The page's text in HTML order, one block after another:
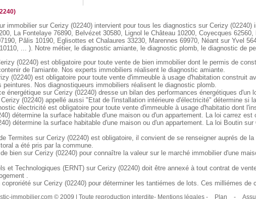
immobilier sur Cerizy (02240) intervient pour tous les diagnostics sur Cerizy
La Fontelaye 76890, Belvézet 30580, Lignol le Château 10200, Coyecques
Pâlis 10190, Eglisottes et Chalaures 33230, Marennes 69970, Néant sur Yvel
... ). Notre métier, le diagnostic amiante, le diagnostic plomb, le diagnostic de
(02240) est obligatoire pour toute vente de bien immobilier dont le permis de
de l'amiante. Nos experts immobiliers réalisent le diagnostic amiante.
(02240) est obligatoire pour toute vente d'immeuble à usage d'habitation
peintures. Nos diagnostiqueurs immobiliers réalisent le diagnostic plomb.
énergétique sur Cerizy (02240) dresse un bilan des performances énergétiques
Cerizy (02240) appellé aussi "Etat de l'installation intérieure d'électricité" détermine
électricité est obligatoire pour toute vente d'immeuble à usage d'habitatio dont
détermine la surface habitable d'une maison ou d'un appartement. La loi carrez
détermine la surface habitable d'une maison ou d'un appartement. La loi Boutin
Termites sur Cerizy (02240) est obligatoire, il convient de se renseigner auprés de
a été pris par la commune.
bien sur Cerizy (02240) pour connaître la valeur sur le marché immobilier d'une
et Technologiques (ERNT) sur Cerizy (02240) doit être annexé à tout contrat de
.
sur Cerizy (02240) pour déterminer les tantiémes de lots. Ces milliémes
immobilier.com © 2009 | Toute reproduction interdite- Mentions légales - Plan -